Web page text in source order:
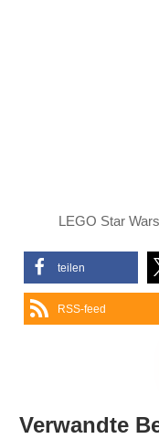
LEGO Star
teilen
RSS-feed
Verwandte